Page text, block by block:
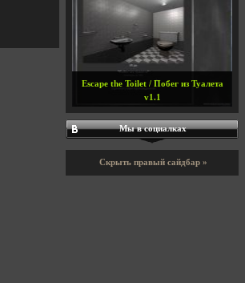
Escape the Toilet / Побег из Туалета
v1.1
Мы в социалках
Скрыть правый сайдбар »